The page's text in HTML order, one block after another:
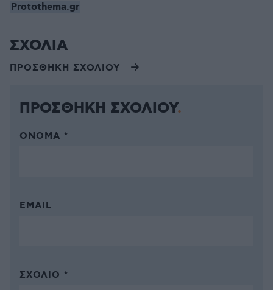
Protothema.gr
ΣΧΟΛΙΑ
ΠΡΟΣΘΗΚΗ ΣΧΟΛΙΟΥ
ΠΡΟΣΘΗΚΗ ΣΧΟΛΙΟΥ
ΌΝΟΜΑ *
EMAIL
ΣΧΌΛΙΟ *